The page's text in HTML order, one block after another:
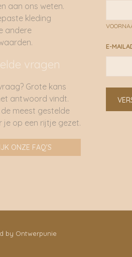
aan ons weten.
kleding
andere
vragen
Grote kans
antwoord vindt.
meest gestelde
je op een rijtje gezet.
ONZE FAQ'S
E-
by Ontwerpunie